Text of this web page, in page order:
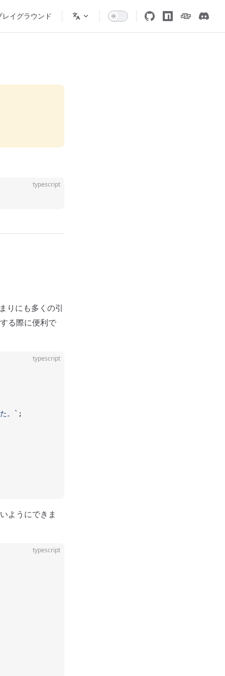
レイグラウンド
typescript
りにも多くの引
る際に便利で
typescript
。` ;
ようにできま
typescript